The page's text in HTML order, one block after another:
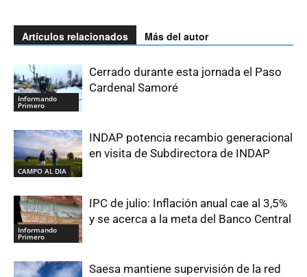
Artículos relacionados Más del autor
Informando
Primero
Cerrado durante esta jornada el Paso
Cardenal Samoré
CAMPO AL DIA
INDAP potencia recambio generacional
en visita de Subdirectora de INDAP
Informando
Primero
IPC de julio: Inflación anual cae al 3,5%
y se acerca a la meta del Banco Central
Saesa mantiene supervisión de la red